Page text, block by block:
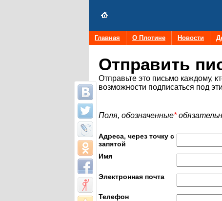
Главная О Плотине Новости
Отправить
Отправьте это письмо каждому,
возможности подписаться под
Поля, обозначенные*
Адреса, через точку с
запятой
Имя
Электронная почта
Телефон